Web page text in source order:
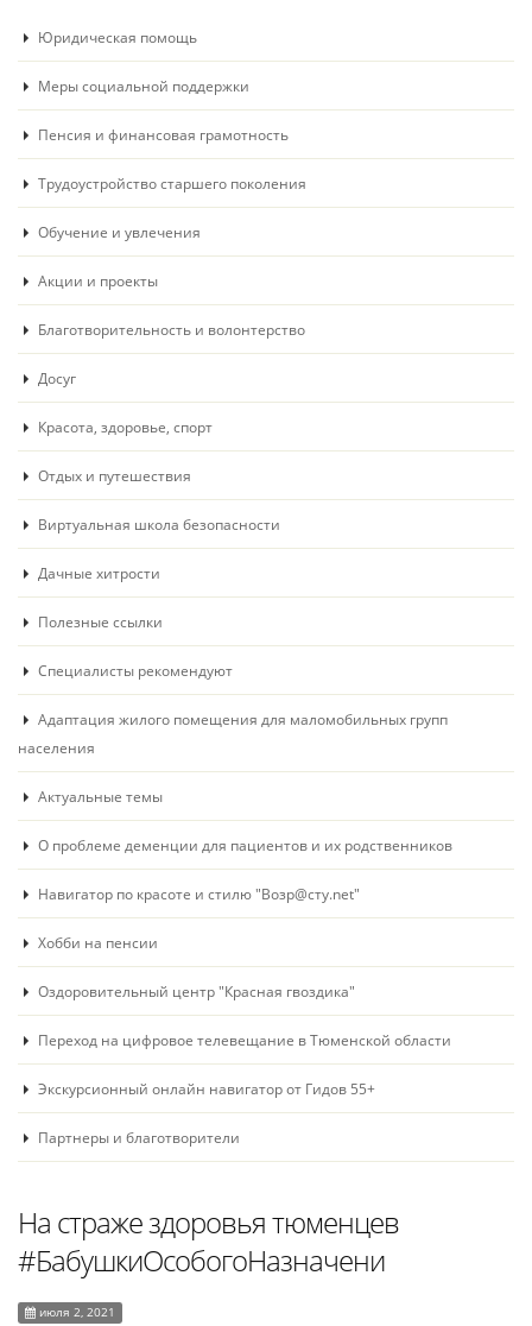
Юридическая помощь
Меры социальной поддержки
Пенсия и финансовая грамотность
Трудоустройство старшего поколения
Обучение и увлечения
Акции и проекты
Благотворительность и волонтерство
Досуг
Красота, здоровье, спорт
Отдых и путешествия
Виртуальная школа безопасности
Дачные хитрости
Полезные ссылки
Специалисты рекомендуют
Адаптация жилого помещения для маломобильных групп
населения
Актуальные темы
О проблеме деменции для пациентов и их родственников
Навигатор по красоте и стилю "Возр@сту.net"
Хобби на пенсии
Оздоровительный центр "Красная гвоздика"
Переход на цифровое телевещание в Тюменской области
Экскурсионный онлайн навигатор от Гидов 55+
Партнеры и благотворители
На страже здоровья тюменцев
#БабушкиОсобогоНазначени
июля 2, 2021